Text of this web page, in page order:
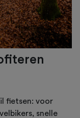
fietsen: voor
snelle